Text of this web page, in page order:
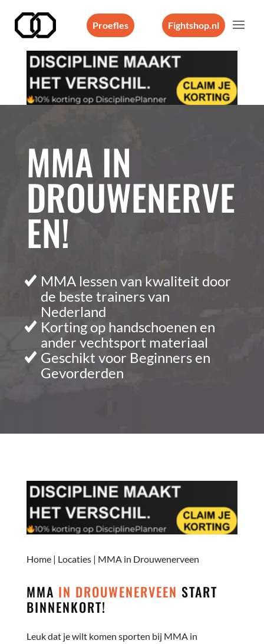
Proefles Fightshop.nl
MMA IN
DROUWENERVE
EN!
MMA lessen van kwaliteit door
de beste trainers van
Nederland
Korting op handschoenen en
ander vechtsport materiaal
Geschikt voor Beginners en
Gevorderden
Home| Locaties| MMA in Drouwenerveen
MMA IN DROUWENERVEEN START
BINNENKORT!
Leuk dat je wilt komen sporten bij MMA in